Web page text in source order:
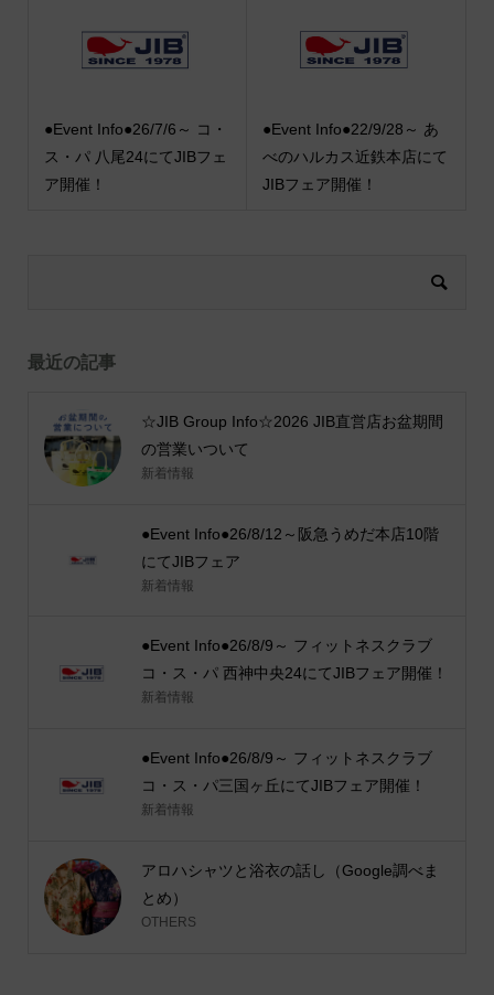
●Event Info●26/7/6～ コ・
ス・パ 八尾24にてJIBフェ
ア開催！
●Event Info●22/9/28～ あ
べのハルカス近鉄本店にて
JIBフェア開催！
最近の記事
☆JIB Group Info☆2026 JIB直営店お盆期間
の営業いついて
新着情報
●Event Info●26/8/12～阪急うめだ本店10階
にてJIBフェア
新着情報
●Event Info●26/8/9～ フィットネスクラブ
コ・ス・パ 西神中央24にてJIBフェア開催！
新着情報
●Event Info●26/8/9～ フィットネスクラブ
コ・ス・パ三国ヶ丘にてJIBフェア開催！
新着情報
アロハシャツと浴衣の話し（Google調べま
とめ）
OTHERS